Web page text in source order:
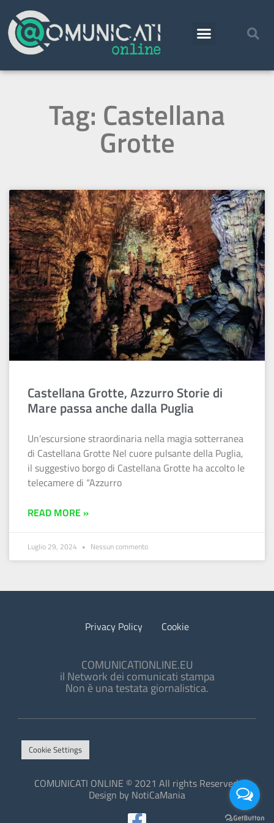
Tag: Castellana
Grotte
Castellana Grotte, Azzurro Storie di
Mare passa anche dalla Puglia
Un’escursione straordinaria nella magia sotterranea
di Castellana Grotte Nel cuore pulsante della Puglia,
il suggestivo borgo di Castellana Grotte ha accolto le
telecamere di “Azzurro
READ MORE »
Luglio 29, 2024 Nessun commento
Privacy Policy Cookie
COMUNICATIONLINE.EU
il Network dei comunicati stampa
Non è una testata giornalistica.
Cookie Settings
COMUNICATI ONLINE © 2021 All rights Reserved.
Design by NotiCaMania